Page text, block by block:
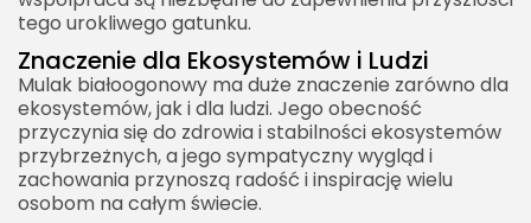
tego urokliwego gatunku.
Znaczenie dla Ekosystemów i Ludzi
Mulak białoogonowy ma duże znaczenie zarówno dla
ekosystemów, jak i dla ludzi. Jego obecność
przyczynia się do zdrowia i stabilności ekosystemów
przybrzeżnych, a jego sympatyczny wygląd i
zachowania przynoszą radość i inspirację wielu
osobom na całym świecie.